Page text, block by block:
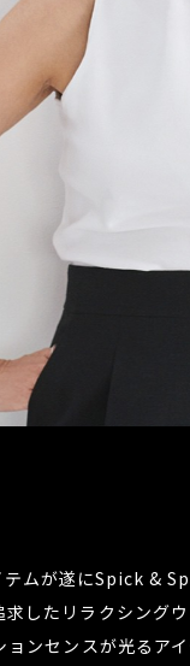
ムが遂にSpick &
したリラクシング
ンセンスが光るアイ